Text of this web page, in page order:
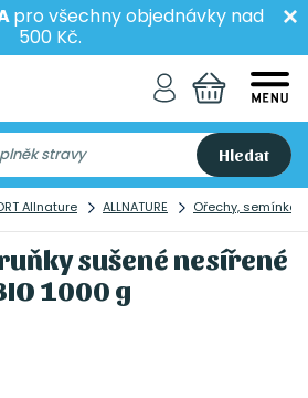
pro všechny objednávky nad
500 Kč.
Hledat
Allnature ALLNATURE Ořechy, semínka
sušené nesířené
1000 g